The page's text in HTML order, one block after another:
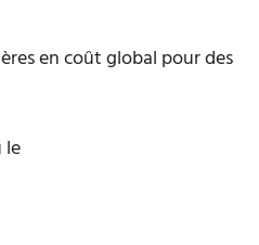
en coût global pour des
le